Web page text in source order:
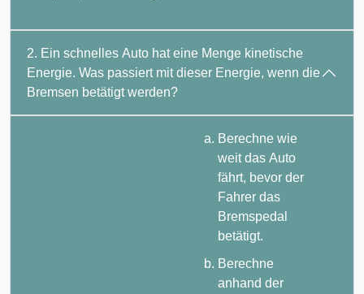
2. Ein schnelles Auto hat eine Menge kinetische
Energie. Was passiert mit dieser Energie, wenn die
Bremsen betätigt werden?
Berechne wie
weit das Auto
fährt, bevor der
Fahrer das
Bremspedal
betätigt.
Berechne
anhand der